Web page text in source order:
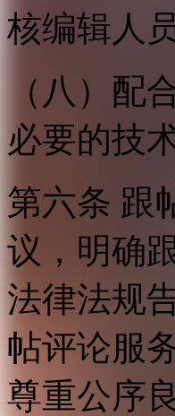
核编辑人
（八）配
必要的技
第六条 跟
议，明确
法律法规
帖评论服
尊重公序